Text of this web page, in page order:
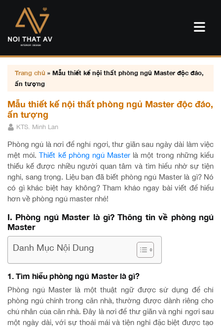
Trang chủ » Mẫu thiết kế nội thất phòng ngủ Master độc đáo,
ấn tượng
Mẫu thiết kế nội thất phòng ngủ Master độc đáo,
ấn tượng
KTS. Minh Lan
Phòng ngủ là nơi để nghỉ ngơi, thư giãn sau ngày dài làm việc
mệt mỏi.Thiết kế phòng ngủ Master là một trong những kiểu
thiếu kế được nhiều người quan tâm và tìm hiểu nhờ sự tiện
nghi, sang trọng. Liệu bạn đã biết phòng ngủ Master là gì? Nó
có gì khác biệt hay không? Tham khảo ngay bài viết để hiểu
hơn về phòng ngủ master nhé!
I. Phòng ngủ Master là gì? Thông tin về phòng ngủ
Master
Danh Mục Nội Dung
1. Tìm hiểu phòng ngủ Master là gì?
Phòng ngủ Master là một thuật ngữ được sử dụng để chỉ
phòng ngủ chính trong căn nhà, thường được dành riêng cho
chủ nhân của căn nhà. Đây là nơi để thư giãn và nghỉ ngơi sau
một ngày dài, với sự thoải mái và tiện nghi đặc biệt được tạo